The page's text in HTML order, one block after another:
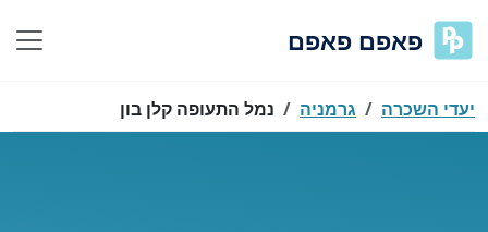
פאפם פאפם
יעדי השכרה גרמניה נמל התעופה קלן בון